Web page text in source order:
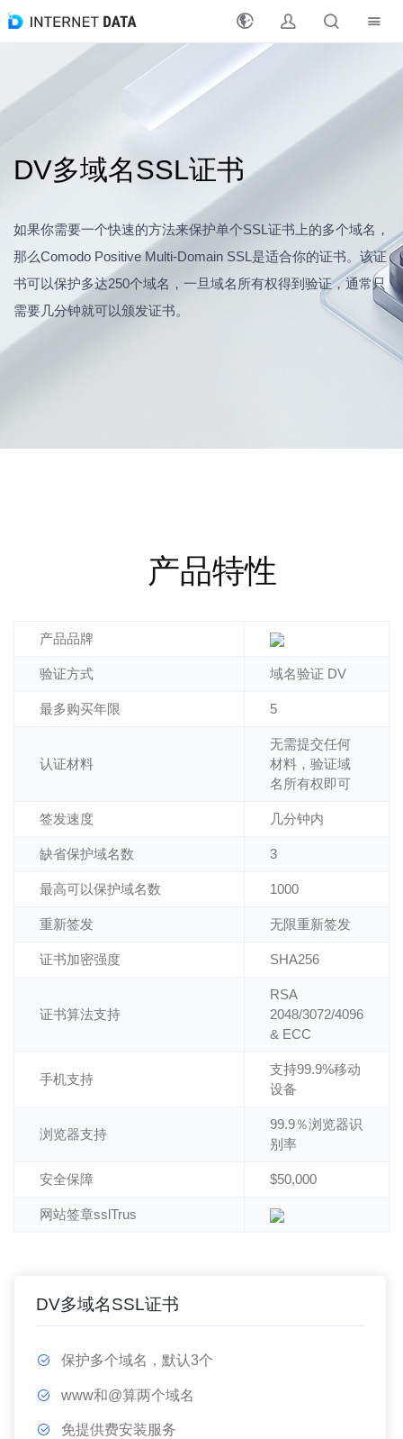
最新活动
解决方案
支持
支付方式
DV多域名SSL证书
如果你需要一个快速的方法来保护单个SSL证书上的多个域名，
那么Comodo Positive Multi-Domain SSL是适合你的证书。该证
书可以保护多达250个域名，一旦域名所有权得到验证，通常只
需要几分钟就可以颁发证书。
产品特性
产品品牌
验证方式 域名验证 DV
最多购买年限 5
认证材料
无需提交任何
材料，验证域
名所有权即可
签发速度 几分钟内
缺省保护域名数 3
最高可以保护域名数 1000
重新签发 无限重新签发
证书加密强度 SHA256
证书算法支持
RSA
2048/3072/4096
& ECC
手机支持
支持99.9%移动
设备
浏览器支持
99.9％浏览器识
别率
安全保障 $50,000
网站签章sslTrus
DV多域名SSL证书
保护多个域名，默认3个
www和@算两个域名
免提供费安装服务